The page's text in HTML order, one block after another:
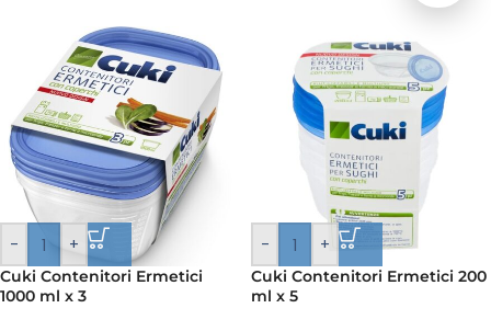
- +
Cuki Contenitori Ermetici
1000 ml x 3
- +
Cuki Contenitori Ermetici 200
ml x 5